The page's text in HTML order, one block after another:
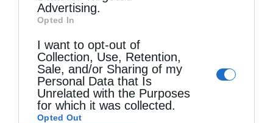
Advertising.
Opted In
I want to opt-out of
Collection, Use, Retention,
Sale, and/or Sharing of my
Personal Data that Is
Unrelated with the Purposes
for which it was collected.
Opted Out
Δύο τόνους τρόφιμα και είδη προσωπικής
υγιεινής στα...